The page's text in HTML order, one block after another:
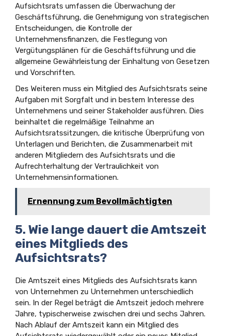
Aufsichtsrats umfassen die Überwachung der
Geschäftsführung, die Genehmigung von strategischen
Entscheidungen, die Kontrolle der
Unternehmensfinanzen, die Festlegung von
Vergütungsplänen für die Geschäftsführung und die
allgemeine Gewährleistung der Einhaltung von Gesetzen
und Vorschriften.
Des Weiteren muss ein Mitglied des Aufsichtsrats seine
Aufgaben mit Sorgfalt und in bestem Interesse des
Unternehmens und seiner Stakeholder ausführen. Dies
beinhaltet die regelmäßige Teilnahme an
Aufsichtsratssitzungen, die kritische Überprüfung von
Unterlagen und Berichten, die Zusammenarbeit mit
anderen Mitgliedern des Aufsichtsrats und die
Aufrechterhaltung der Vertraulichkeit von
Unternehmensinformationen.
Ernennung zum Bevollmächtigten
5. Wie lange dauert die Amtszeit
eines Mitglieds des
Aufsichtsrats?
Die Amtszeit eines Mitglieds des Aufsichtsrats kann
von Unternehmen zu Unternehmen unterschiedlich
sein. In der Regel beträgt die Amtszeit jedoch mehrere
Jahre, typischerweise zwischen drei und sechs Jahren.
Nach Ablauf der Amtszeit kann ein Mitglied des